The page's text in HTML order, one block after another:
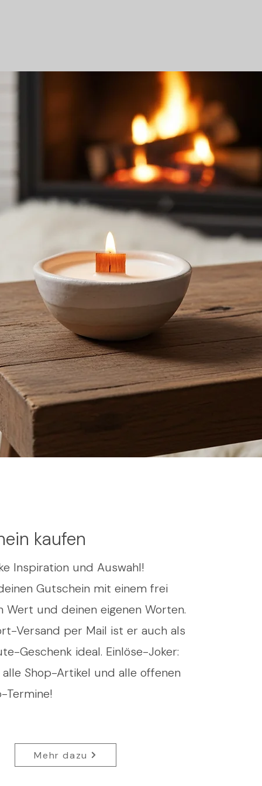
kaufen
Inspiration und Auswahl!
Gutschein mit einem frei
Wert und deinen eigenen Worten.
Versand per Mail ist er auch als
Geschenk ideal. Einlöse-Joker:
Shop-Artikel und alle offenen
Termine!
Mehr dazu